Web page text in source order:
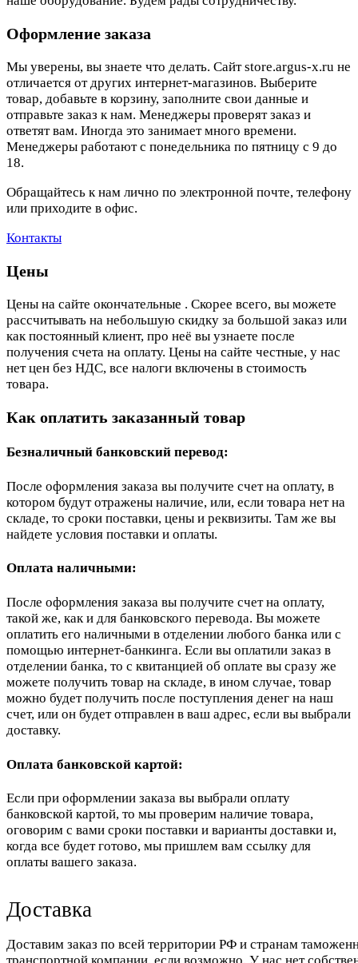
Оформление заказа
Мы уверены, вы знаете что делать. Сайт store.argus-x.ru не
отличается от других интернет-магазинов. Выберите
товар, добавьте в корзину, заполните свои данные и
отправьте заказ к нам. Менеджеры проверят заказ и
ответят вам. Иногда это занимает много времени.
Менеджеры работают с понедельника по пятницу с 9 до
18.
Обращайтесь к нам лично по электронной почте, телефону
или приходите в офис.
Контакты
Цены
Цены на сайте окончательные . Скорее всего, вы можете
рассчитывать на небольшую скидку за большой заказ или
как постоянный клиент, про неё вы узнаете после
получения счета на оплату. Цены на сайте честные, у нас
нет цен без НДС, все налоги включены в стоимость
товара.
Как оплатить заказанный товар
Безналичный банковский перевод:
После оформления заказа вы получите счет на оплату, в
котором будут отражены наличие, или, если товара нет на
складе, то сроки поставки, цены и реквизиты. Там же вы
найдете условия поставки и оплаты.
Оплата наличными:
После оформления заказа вы получите счет на оплату,
такой же, как и для банковского перевода. Вы можете
оплатить его наличными в отделении любого банка или с
помощью интернет-банкинга. Если вы оплатили заказ в
отделении банка, то с квитанцией об оплате вы сразу же
можете получить товар на складе, в ином случае, товар
можно будет получить после поступления денег на наш
счет, или он будет отправлен в ваш адрес, если вы выбрали
доставку.
Оплата банковской картой:
Если при оформлении заказа вы выбрали оплату
банковской картой, то мы проверим наличие товара,
оговорим с вами сроки поставки и варианты доставки и,
когда все будет готово, мы пришлем вам ссылку для
оплаты вашего заказа.
Доставка
Доставим заказ по всей территории РФ и странам